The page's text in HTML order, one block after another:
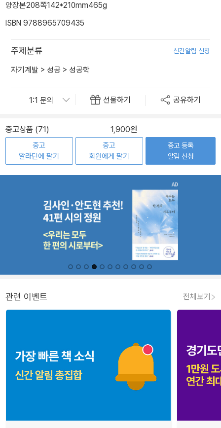
양장본208쪽142*210mm465g
ISBN 9788965709435
주제분류 신간알림 신청
자기계발 > 성공 > 성공학
선물하기 공유하기
중고상품 (71) 1,900원
중고
알라딘에 팔기
중고
회원에게 팔기
중고 등록
알림 신청
관련 이벤트 전체보기